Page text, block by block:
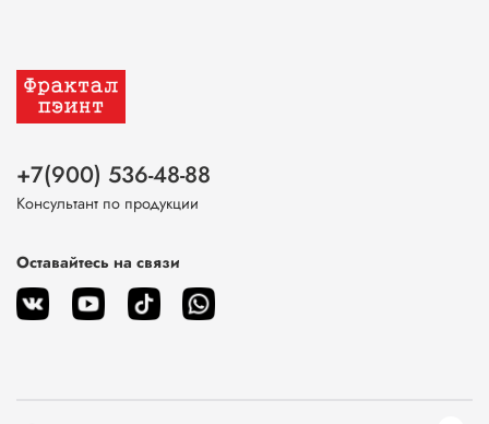
+7(900) 536-48-88
Консультант по продукции
Оставайтесь на связи